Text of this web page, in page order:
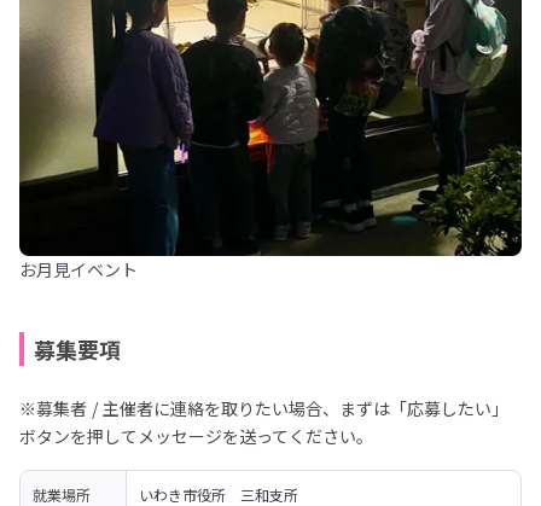
お月見イベント
募集要項
※募集者 / 主催者に連絡を取りたい場合、まずは「応募したい」
ボタンを押してメッセージを送ってください。
就業場所 いわき市役所　三和支所